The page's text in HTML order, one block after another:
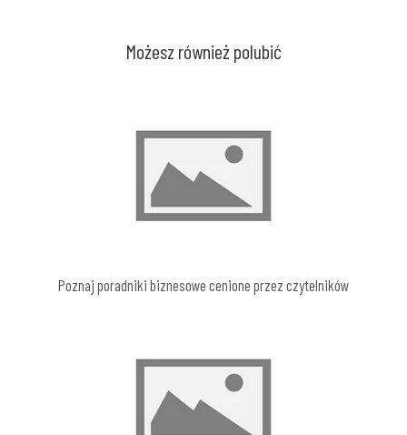
Możesz również polubić
Poznaj poradniki biznesowe cenione przez czytelników